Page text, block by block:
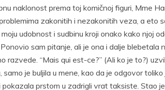
naklonost prema toj komičnoj figuri, Mme
zakonitih i nezakonitih veza, a eto
udobnost i sudbinu kroji onako kako njoj
sam pitanje, ali je ona i dalje
razvede. “Mais qui est-ce?” (Ali ko je to?)
samo je buljila u mene, kao da je odgovor
pokazala prstom u zadrigli vrat taksiste. Stao